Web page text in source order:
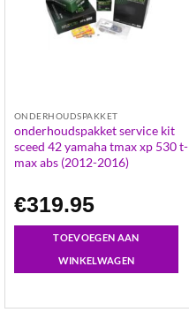
ONDERHOUDSPAKKET
onderhoudspakket service kit
sceed 42 yamaha tmax xp 530 t-
max abs (2012-2016)
€319.95
TOEVOEGEN AAN
WINKELWAGEN